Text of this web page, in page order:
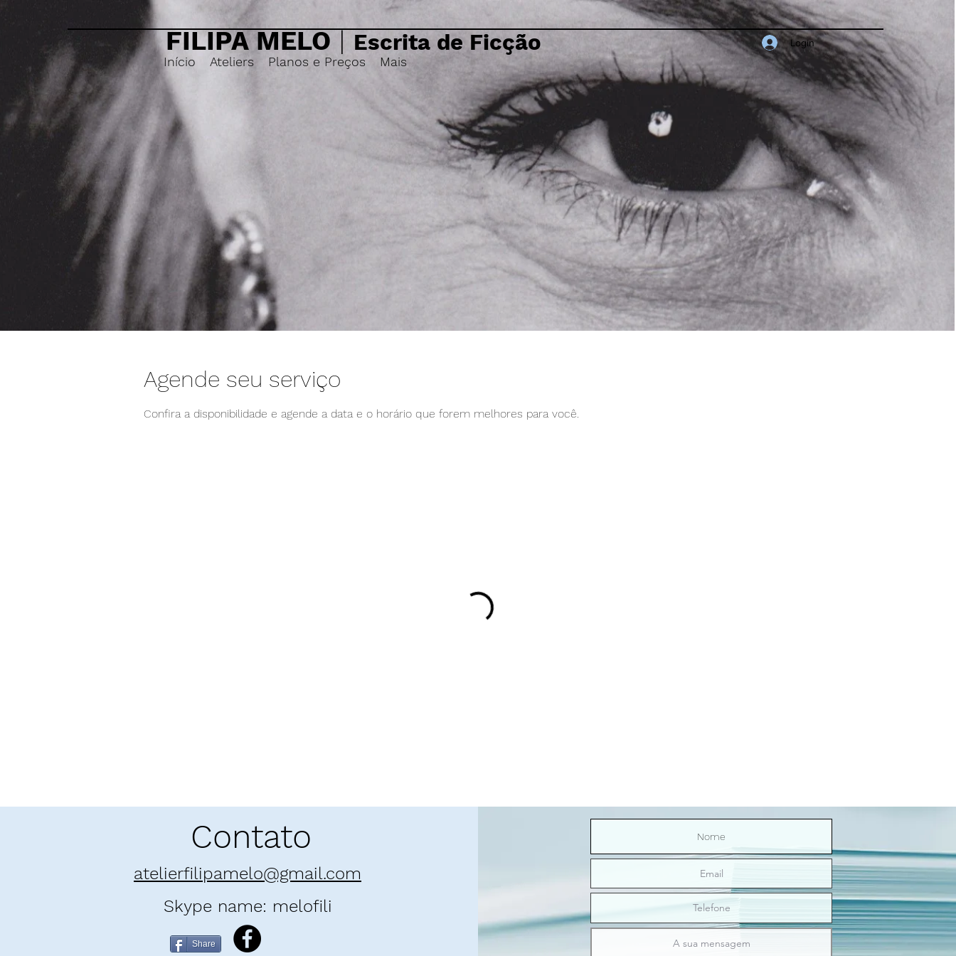
FILIPA MELO | Escrita de Ficção Login
Início Ateliers Planos e Preços Mais
Agende seu serviço
Confira a disponibilidade e agende a data e o horário que forem melhores para você.
Contato
atelierfilipamelo@gmail.com
Skype name: melofili
Share